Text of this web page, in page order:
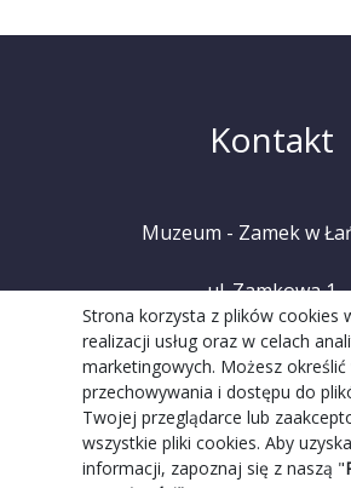
Strona korzysta z plików cookies
realizacji usług oraz w celach
marketingowych. Możesz określić
przechowywania i dostępu do
Twojej przeglądarce lub
wszystkie pliki cookies. Aby
informacji, zapoznaj się z naszą "
Kontakt
Muzeum - Zamek w
ul. Zamkowa 1
37-100 Łańcut
tel. +48 (17) 225 20